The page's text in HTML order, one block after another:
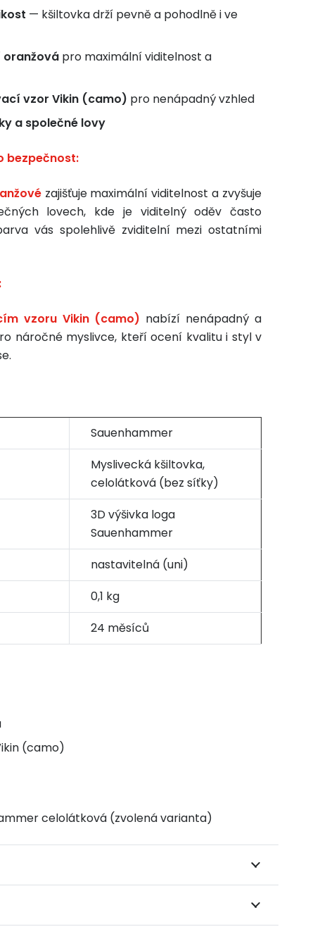
— kšiltovka drží pevně a pohodlně i ve
oranžová pro maximální viditelnost a
vzor Vikin (camo) pro nenápadný vzhled
a společné lovy
bezpečnost:
zajišťuje maximální viditelnost a zvyšuje
lovech, kde je viditelný oděv často
vás spolehlivě zviditelní mezi ostatními
vzoru Vikin (camo) nabízí nenápadný a
náročné myslivce, kteří ocení kvalitu i styl v
Sauenhammer
Myslivecká kšiltovka,
celolátková (bez síťky)
3D výšivka loga
Sauenhammer
nastavitelná (uni)
0,1 kg
24 měsíců
(camo)
celolátková (zvolená varianta)